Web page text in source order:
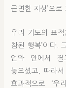
근면한 지성’으
우리 기도의 표적
참된 행복’이다.
언약 안에서
놓으셨고, 따라
효과적으로 ‘우